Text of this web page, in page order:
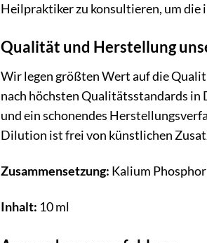
Heilpraktiker zu konsultieren, um die
Qualität und Herstellung
Wir legen größten Wert auf die
nach höchsten Qualitätsstandards
und ein schonendes
Dilution ist frei von künstlichen
Zusammensetzung: Kalium
Inhalt: 10 ml